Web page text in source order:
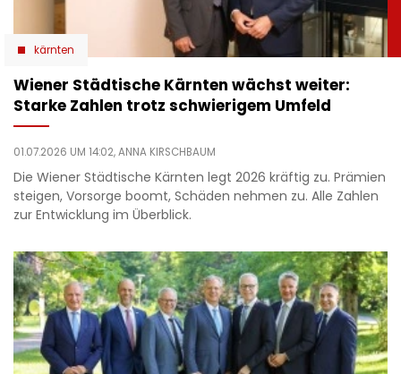
kärnten
Wiener Städtische Kärnten wächst weiter:
Starke Zahlen trotz schwierigem Umfeld
01.07.2026 UM 14:02,ANNA KIRSCHBAUM
Die Wiener Städtische Kärnten legt 2026 kräftig zu. Prämien
steigen, Vorsorge boomt, Schäden nehmen zu. Alle Zahlen
zur Entwicklung im Überblick.